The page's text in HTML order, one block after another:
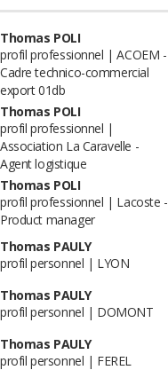
Thomas POLI
profil professionnel | ACOEM -
Cadre technico-commercial
export 01db
Thomas POLI
profil professionnel |
Association La Caravelle -
Agent logistique
Thomas POLI
profil professionnel | Lacoste -
Product manager
Thomas PAULY
profil personnel | LYON
Thomas PAULY
profil personnel | DOMONT
Thomas PAULY
profil personnel | FEREL